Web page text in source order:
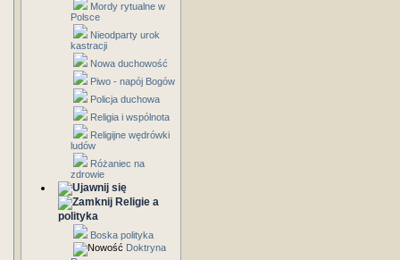
Mordy rytualne w
Polsce
Nieodparty urok
kastracji
Nowa duchowość
Piwo - napój Bogów
Policja duchowa
Religia i wspólnota
Religijne wędrówki
ludów
Różaniec na
zdrowie
Religie a
polityka
Boska polityka
Doktryna